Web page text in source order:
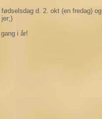
d. 2. okt (en fredag) og
i år!